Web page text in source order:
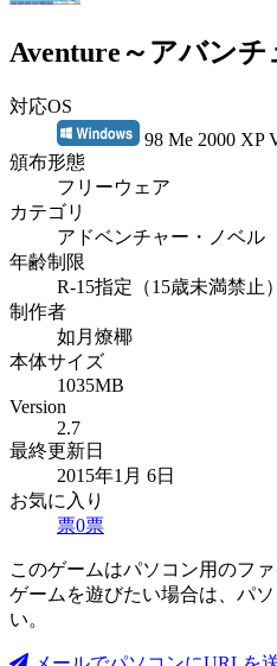
Aventure～アバンチ
対応OS
98 Me 2000 XP
頒布形態
フリーウェア
カテゴリ
アドベンチャー・ノベル
年齢制限
R-15指定（15歳未満禁止）
制作者
如月燎椰
本体サイズ
1035MB
Version
2.7
最終更新日
2015年1月 6日
お気に入り
票0票
このゲームはパソコン用のフ
ゲームを遊びたい場合は、パ
い。